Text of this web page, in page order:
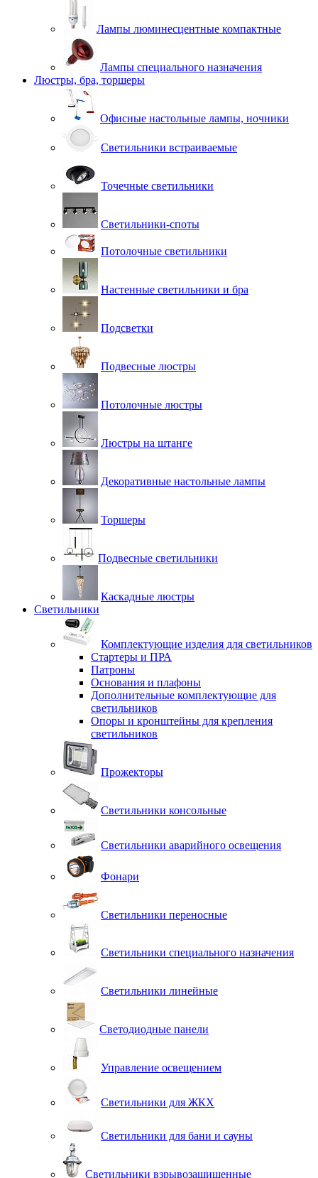
Лампы люминесцентные компактные
Лампы специального назначения
Люстры, бра, торшеры
Офисные настольные лампы, ночники
Светильники встраиваемые
Точечные светильники
Светильники-споты
Потолочные светильники
Настенные светильники и бра
Подсветки
Подвесные люстры
Потолочные люстры
Люстры на штанге
Декоративные настольные лампы
Торшеры
Подвесные светильники
Каскадные люстры
Светильники
Комплектующие изделия для светильников
Стартеры и ПРА
Патроны
Основания и плафоны
Дополнительные комплектующие для
светильников
Опоры и кронштейны для крепления
светильников
Прожекторы
Светильники консольные
Светильники аварийного освещения
Фонари
Светильники переносные
Светильники специального назначения
Светильники линейные
Светодиодные панели
Управление освещением
Светильники для ЖКХ
Светильники для бани и сауны
Светильники взрывозащищенные